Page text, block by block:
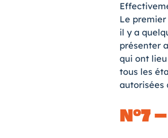
Le
il y a
présenter
qui ont
tous les
autorisées
N°7